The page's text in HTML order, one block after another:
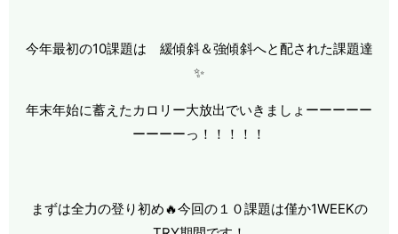
今年最初の10課題は 緩傾斜＆強傾斜へと配された課題達
✨
年末年始に蓄えたカロリー大放出でいきましょーーーーー
ーーーーっ！！！！！
まずは全力の登り初め🔥今回の１０課題は僅か1WEEKの